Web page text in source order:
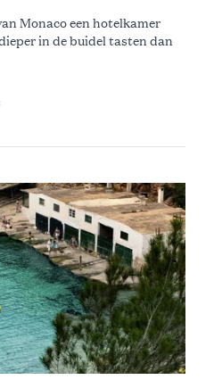
Monaco een hotelkamer
in de buidel tasten dan